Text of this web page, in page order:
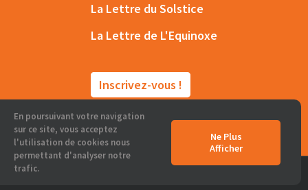
La Lettre du Solstice
La Lettre de L'Equinoxe
Inscrivez-vous !
En poursuivant votre navigation
sur ce site, vous acceptez
l'utilisation de cookies nous
permettant d'analyser notre
trafic.
Ne Plus
Afficher